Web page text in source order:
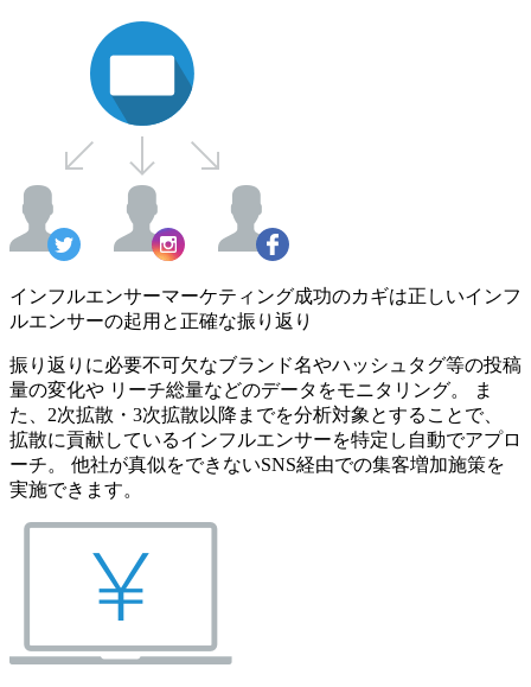
インフルエンサーマーケティング成功のカギは正しいインフ
ルエンサーの起用と正確な振り返り
振り返りに必要不可欠なブランド名やハッシュタグ等の投稿
量の変化や リーチ総量などのデータをモニタリング。 ま
た、2次拡散・3次拡散以降までを分析対象とすることで、
拡散に貢献しているインフルエンサーを特定し自動でアプロ
ーチ。 他社が真似をできないSNS経由での集客増加施策を
実施できます。